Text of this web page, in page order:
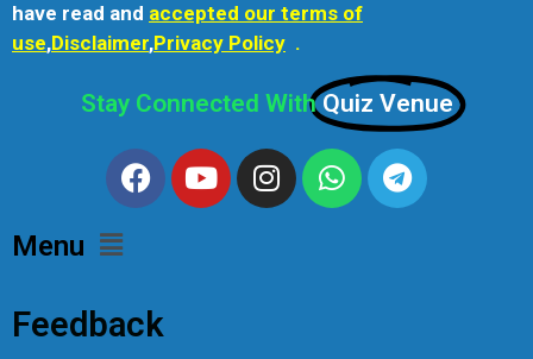
have read and accepted our terms of
use,Disclaimer,Privacy Policy .
Stay Connected WithQuiz Venue
Menu
Feedback